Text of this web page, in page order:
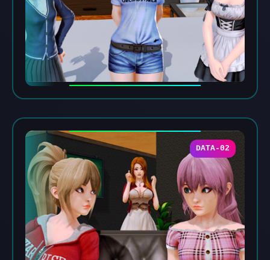
DATA-02